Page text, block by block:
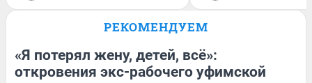
РЕКОМЕНДУЕМ
«Я потерял жену, детей, всё»:
откровения экс-рабочего уфимской